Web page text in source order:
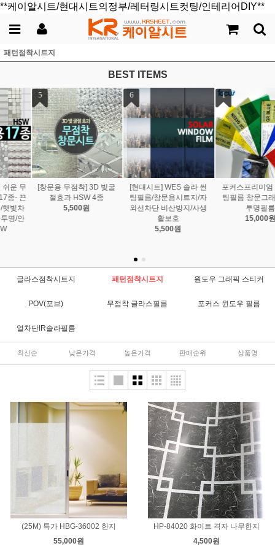
**케이알시트/현대시트의정부/레터링시트컷팅/인테리어DIY**
패턴점착시트지
BEST ITEMS
1
포커스프리미엄 칼라 썬
팅필름 창문그래픽아트
2
망입 안전망 패턴 창문시
트지 안전 필름/비산방지/
자외선 차단
[현대시트] "프리미엄" 무
점착 안개 창문용 시트지
10종- 끈적임 없는 시트
지/ 태풍대비/ 자외선차단/
글라스점착시트지 패턴점착시트지 원도우 그래픽 스티커
POV(포브) 무점착 글라스필름 포커스 윈도우 필름
열차단IR솔라필름
최신순 낮은가격 높은가격 판매순위 상품명
(25M) 특가 HBG-36002 한지
55,000원
HP-84020 화이트 격자 나무한지
4,500원